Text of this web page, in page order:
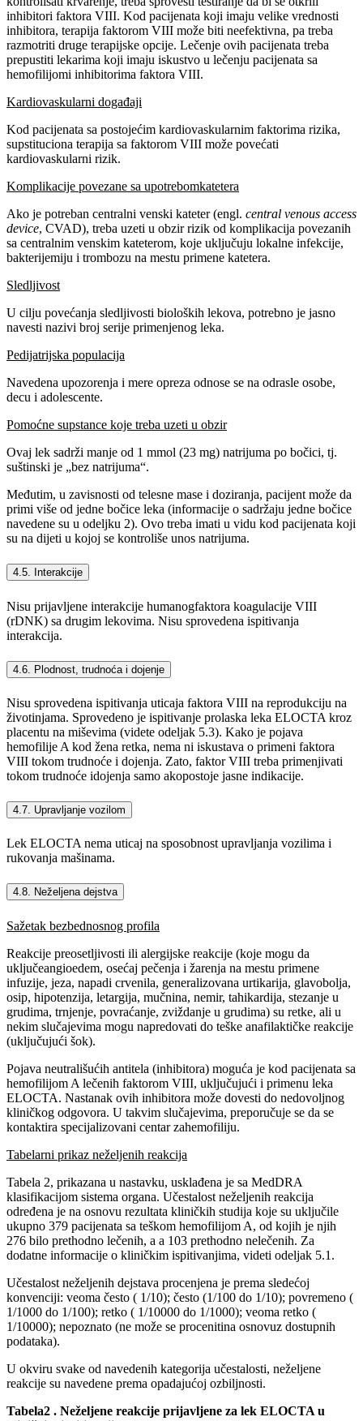
inhibitori faktora VIII. Kod pacijenata koji imaju velike vrednosti
inhibitora, terapija faktorom VIII može biti neefektivna, pa treba
razmotriti druge terapijske opcije. Lečenje ovih pacijenata treba
prepustiti lekarima koji imaju iskustvo u lečenju pacijenata sa
hemofilijomi inhibitorima faktora VIII.
Kardiovaskularni događaji
Kod pacijenata sa postojećim kardiovaskularnim faktorima rizika,
supstituciona terapija sa faktorom VIII može povećati
kardiovaskularni rizik.
Komplikacije povezane sa upotrebomkatetera
Ako je potreban centralni venski kateter (engl. central venous access
device, CVAD), treba uzeti u obzir rizik od komplikacija povezanih
sa centralnim venskim kateterom, koje uključuju lokalne infekcije,
bakterijemiju i trombozu na mestu primene katetera.
Sledljivost
U cilju povećanja sledljivosti bioloških lekova, potrebno je jasno
navesti nazivi broj serije primenjenog leka.
Pedijatrijska populacija
Navedena upozorenja i mere opreza odnose se na odrasle osobe,
decu i adolescente.
Pomoćne supstance koje treba uzeti u obzir
Ovaj lek sadrži manje od 1 mmol (23 mg) natrijuma po bočici, tj.
suštinski je „bez natrijuma“.
Međutim, u zavisnosti od telesne mase i doziranja, pacijent može da
primi više od jedne bočice leka (informacije o sadržaju jedne bočice
navedene su u odeljku 2). Ovo treba imati u vidu kod pacijenata koji
su na dijeti u kojoj se kontroliše unos natrijuma.
4.5. Interakcije
Nisu prijavljene interakcije humanogfaktora koagulacije VIII
(rDNK) sa drugim lekovima. Nisu sprovedena ispitivanja
interakcija.
4.6. Plodnost, trudnoća i dojenje
Nisu sprovedena ispitivanja uticaja faktora VIII na reprodukciju na
životinjama. Sprovedeno je ispitivanje prolaska leka ELOCTA kroz
placentu na miševima (videte odeljak 5.3). Kako je pojava
hemofilije A kod žena retka, nema ni iskustava o primeni faktora
VIII tokom trudnoće i dojenja. Zato, faktor VIII treba primenjivati
tokom trudnoće idojenja samo akopostoje jasne indikacije.
4.7. Upravljanje vozilom
Lek ELOCTA nema uticaj na sposobnost upravljanja vozilima i
rukovanja mašinama.
4.8. Neželjena dejstva
Sažetak bezbednosnog profila
Reakcije preosetljivosti ili alergijske reakcije (koje mogu da
uključeangioedem, osećaj pečenja i žarenja na mestu primene
infuzije, jeza, napadi crvenila, generalizovana urtikarija, glavobolja,
osip, hipotenzija, letargija, mučnina, nemir, tahikardija, stezanje u
grudima, trnjenje, povraćanje, zviždanje u grudima) su retke, ali u
nekim slučajevima mogu napredovati do teške anafilaktičke reakcije
(uključujući šok).
Pojava neutrališućih antitela (inhibitora) moguća je kod pacijenata sa
hemofilijom A lečenih faktorom VIII, uključujući i primenu leka
ELOCTA. Nastanak ovih inhibitora može dovesti do nedovoljnog
kliničkog odgovora. U takvim slučajevima, preporučuje se da se
kontaktira specijalizovani centar zahemofiliju.
Tabelarni prikaz neželjenih reakcija
Tabela 2, prikazana u nastavku, usklađena je sa MedDRA
klasifikacijom sistema organa. Učestalost neželjenih reakcija
određena je na osnovu rezultata kliničkih studija koje su uključile
ukupno 379 pacijenata sa teškom hemofilijom A, od kojih je njih
276 bilo prethodno lečenih, a a 103 prethodno nelečenih. Za
dodatne informacije o kliničkim ispitivanjima, videti odeljak 5.1.
Učestalost neželjenih dejstava procenjena je prema sledećoj
konvenciji: veoma često ( 1/10); često (1/100 do 1/10); povremeno (
1/1000 do 1/100); retko ( 1/10000 do 1/1000); veoma retko (
1/10000); nepoznato (ne može se procenitina osnovuz dostupnih
podataka).
U okviru svake od navedenih kategorija učestalosti, neželjene
reakcije su navedene prema opadajućoj ozbiljnosti.
Tabela2 . Neželjene reakcije prijavljene za lek ELOCTA u